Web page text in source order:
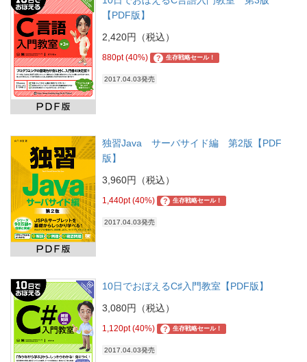
【PDF版】
2,420円（税込）
880pt (40%) ? 生存戦略セール！
2017.04.03発売
独習Java サーバサイド編 第2版【PDF
版】
3,960円（税込）
1,440pt (40%) ? 生存戦略セール！
2017.04.03発売
10日でおぼえるC♯入門教室【PDF版】
3,080円（税込）
1,120pt (40%) ? 生存戦略セール！
2017.04.03発売